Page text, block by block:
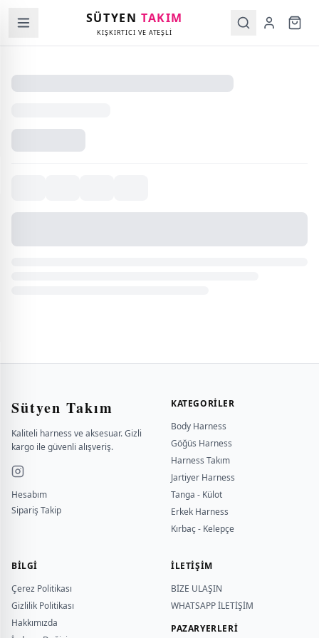
SÜTYENTAKIM
KIŞKIRTICI VE ATEŞLİ
Sütyen Takım
Kaliteli harness ve aksesuar. Gizli
kargo ile güvenli alışveriş.
Hesabım
Sipariş Takip
KATEGORILER
Body Harness
Göğüs Harness
Harness Takım
Jartiyer Harness
Tanga - Külot
Erkek Harness
Kırbaç - Kelepçe
BILGI
Çerez Politikası
Gizlilik Politikası
Hakkımızda
İLETİŞİM
BİZE ULAŞIN
WHATSAPP İLETİŞİM
PAZARYERLERİ